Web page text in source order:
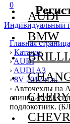
0
Индивидуальный
Главная страница
› Каталог
›AUDI
› AUDI A3
› 8V 2012-н.в.
› Авточехлы на
спинка 40/60,
подлокотник.
AUDI
BMW
CHERY